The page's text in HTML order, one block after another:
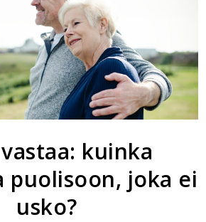
kuinka
puolisoon, joka ei
usko?